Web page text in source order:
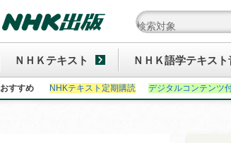
ＮＨＫテキスト ＮＨＫ語学テキスト
おすすめ NHKテキスト定期購読 デジタルコンテンツ